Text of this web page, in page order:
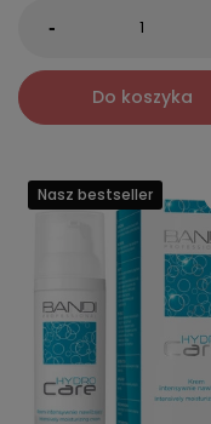
-
Do koszyka
Nasz bestseller